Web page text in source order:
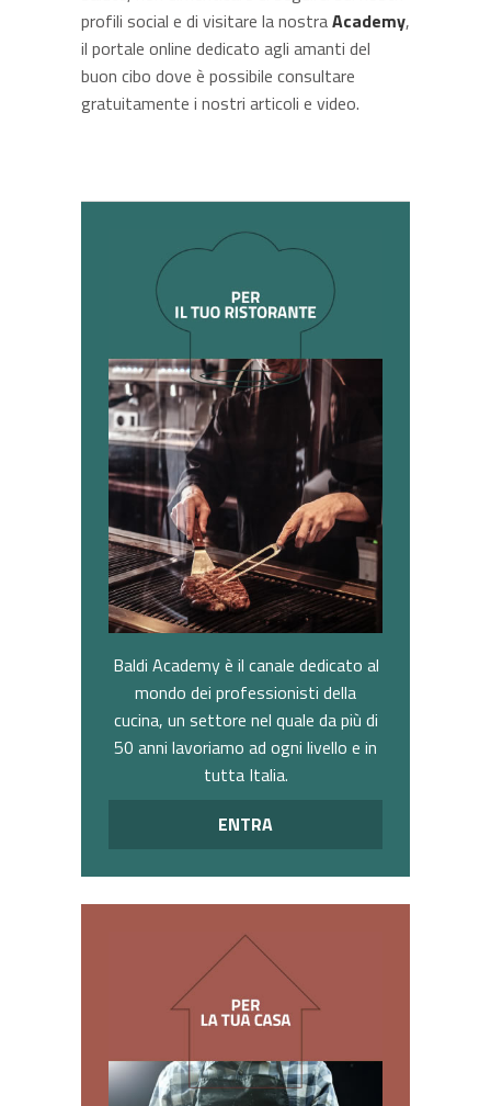
profili social e di visitare la nostraAcademy,
il portale online dedicato agli amanti del
buon cibo dove è possibile consultare
gratuitamente i nostri articoli e video.
Baldi Academy è il canale dedicato al
mondo dei professionisti della
cucina, un settore nel quale da più di
50 anni lavoriamo ad ogni livello e in
tutta Italia.
ENTRA